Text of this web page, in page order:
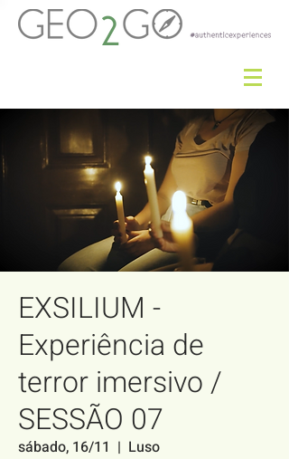
EXSILIUM -
Experiência de
terror imersivo /
SESSÃO 07
sábado, 16/11
  |
Luso